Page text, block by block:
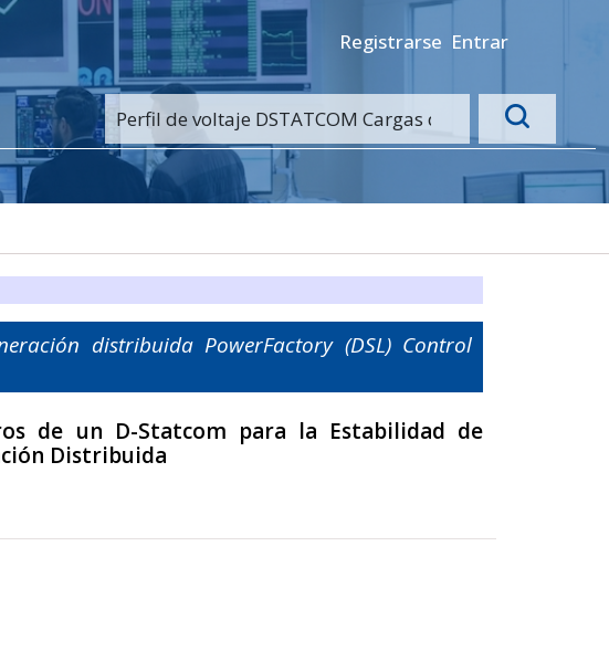
Registrarse Entrar
distribuida PowerFactory (DSL) Control
de un D-Statcom para la Estabilidad de
Distribuida